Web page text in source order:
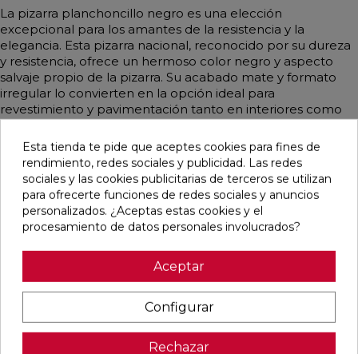
La pizarra planchoncillo negro es una elección
excepcional para los amantes de la resistencia y la
elegancia. Esta pizarra nacional, reconocido por su dureza
y resistencia, ofrece un hermoso color negro y aspecto
salvaje propio de la pizarra. Su acabado mate y formato
irregular lo convierten en la opción ideal para
revestimiento y pavimentación tanto en interiores como
exteriores. Además, es perfecto para formar pasos
japoneses en jardines. Se vende por metro cuadrado y la
presentación es por palet.
Productos relacionados
favorite
PIEDRA
Esta tienda te pide que aceptes cookies para fines de
rendimiento, redes sociales y publicidad. Las redes
sociales y las cookies publicitarias de terceros se utilizan
para ofrecerte funciones de redes sociales y anuncios
personalizados. ¿Aceptas estas cookies y el
procesamiento de datos personales involucrados?
Aceptar
Configurar
Rechazar